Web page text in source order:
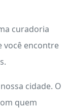
curadoria
você encontre
cidade. O
quem